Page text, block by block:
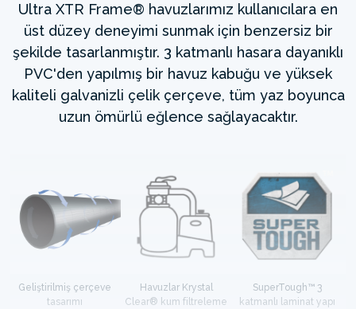
Ultra XTR Frame® havuzlarımız kullanıcılara en
üst düzey deneyimi sunmak için benzersiz bir
şekilde tasarlanmıştır. 3 katmanlı hasara dayanıklı
PVC'den yapılmış bir havuz kabuğu ve yüksek
kaliteli galvanizli çelik çerçeve, tüm yaz boyunca
uzun ömürlü eğlence sağlayacaktır.
Geliştirilmiş çerçeve
tasarımı
Havuzlar Krystal
Clear® kum filtreleme
SuperTough™ 3
katmanlı laminat yapı